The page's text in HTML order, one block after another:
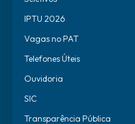
IPTU 2026
Vagas no PAT
Telefones Úteis
Ouvidoria
SIC
Transparência Pública